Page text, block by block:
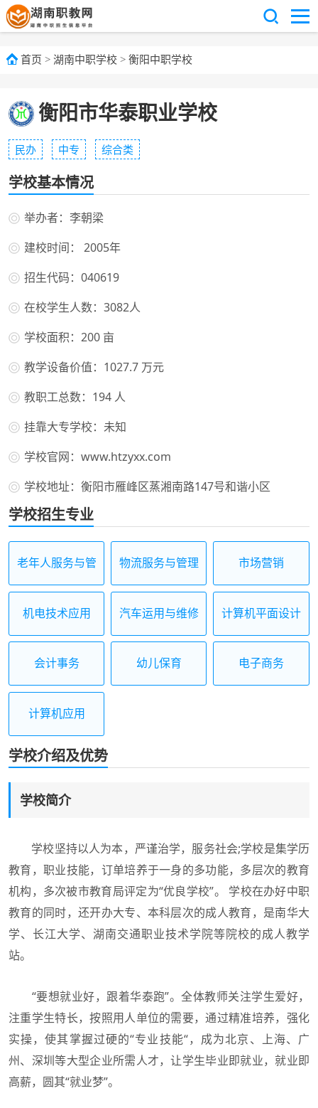
首页 > 湖南中职学校 > 衡阳中职学校
衡阳市华泰职业学校
民办 中专 综合类
学校基本情况
举办者：李朝梁
建校时间： 2005年
招生代码：040619
在校学生人数：3082人
学校面积：200 亩
教学设备价值：1027.7 万元
教职工总数：194 人
挂靠大专学校：未知
学校官网：www.htzyxx.com
学校地址：衡阳市雁峰区蒸湘南路147号和谐小区
学校招生专业
老年人服务与管
物流服务与管理 市场营销
机电技术应用 汽车运用与维修 计算机平面设计
会计事务 幼儿保育 电子商务
计算机应用
学校介绍及优势
学校简介
学校坚持以人为本，严谨治学，服务社会;学校是集学历
教育，职业技能，订单培养于一身的多功能，多层次的教育
机构，多次被市教育局评定为“优良学校”。 学校在办好中职
教育的同时，还开办大专、本科层次的成人教育，是南华大
学、长江大学、湖南交通职业技术学院等院校的成人教学
站。
“要想就业好，跟着华泰跑”。全体教师关注学生爱好，
注重学生特长，按照用人单位的需要，通过精准培养，强化
实操，使其掌握过硬的“专业技能“，成为北京、上海、广
州、深圳等大型企业所需人才，让学生毕业即就业，就业即
高薪，圆其“就业梦”。